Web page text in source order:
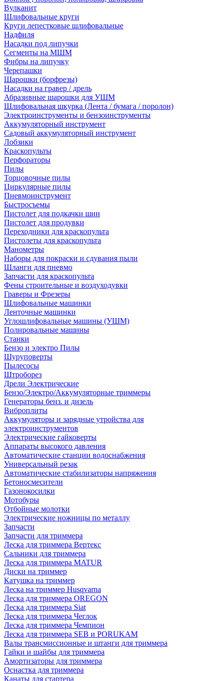
Вулканит
Шлифовальные круги
Круги лепестковые шлифовальные
Надфиля
Насадки под липучки
Сегменты на МШМ
Фибры на липучку
Черепашки
Шарошки (борфрезы)
Насадки на гравер / дрель
Абразивные шарошки для УШМ
Шлифовальная шкурка (Лента / бумага / поролон)
Электроинструменты и бензоинструменты
Аккумуляторный инструмент
Садовый аккумуляторный инструмент
Лобзики
Краскопульты
Перфораторы
Пилы
Торцовочные пилы
Циркулярные пилы
Пневмоинструмент
Быстросъемы
Пистолет для подкачки шин
Пистолет для продувки
Переходники для краскопульта
Пистолеты для краскопульта
Манометры
Наборы для покраски и сдувания пыли
Шланги для пневмо
Запчасти для краскопульта
Фены строительные и воздуходувки
Граверы и Фрезеры
Шлифовальные машинки
Ленточные машинки
Углошлифовальные машины (УШМ)
Полировальные машины
Станки
Бензо и электро Пилы
Шуруповерты
Пылесосы
Штроборез
Дрели Электрические
Бензо/Электро/Аккумуляторные триммеры
Генераторы бенз. и дизель
Виброплиты
Аккумуляторы и зарядные утройства для
электроинструментов
Электрические гайковерты
Аппараты высокого давления
Автоматические станции водоснабжения
Универсальный резак
Автоматические стабилизаторы напряжения
Бетоносмесители
Газонокосилки
Мотобуры
Отбойные молотки
Электрические ножницы по металлу
Запчасти
Запчасти для триммера
Леска для триммера Вертекс
Сальники для триммера
Леска для триммера MATUR
Диски на триммер
Катушка на триммер
Леска на триммер Husqvarna
Леска для триммера OREGON
Леска для триммера Siat
Леска для триммера Чеглок
Леска для триммера Чемпион
Леска для триммера SEB и PORUKAM
Валы трансмиссионные и штанги для триммера
Гайки и шайбы для триммера
Амортизаторы для триммера
Оснастка для триммера
Канаты для стартера